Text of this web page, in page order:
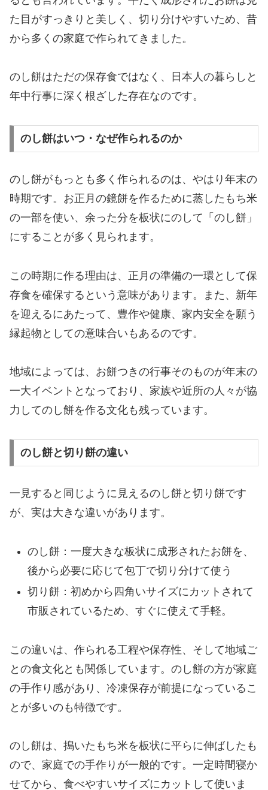
た目がすっきりと美しく、切り分けやすいため、昔
から多くの家庭で作られてきました。
のし餅はただの保存食ではなく、日本人の暮らしと
年中行事に深く根ざした存在なのです。
のし餅はいつ・なぜ作られるのか
のし餅がもっとも多く作られるのは、やはり年末の
時期です。お正月の鏡餅を作るために蒸したもち米
の一部を使い、余った分を板状にのして「のし餅」
にすることが多く見られます。
この時期に作る理由は、正月の準備の一環として保
存食を確保するという意味があります。また、新年
を迎えるにあたって、豊作や健康、家内安全を願う
縁起物としての意味合いもあるのです。
地域によっては、お餅つきの行事そのものが年末の
一大イベントとなっており、家族や近所の人々が協
力してのし餅を作る文化も残っています。
のし餅と切り餅の違い
一見すると同じように見えるのし餅と切り餅です
が、実は大きな違いがあります。
のし餅：一度大きな板状に成形されたお餅を、
後から必要に応じて包丁で切り分けて使う
切り餅：初めから四角いサイズにカットされて
市販されているため、すぐに使えて手軽。
この違いは、作られる工程や保存性、そして地域ご
との食文化とも関係しています。のし餅の方が家庭
の手作り感があり、冷凍保存が前提になっているこ
とが多いのも特徴です。
のし餅は、搗いたもち米を板状に平らに伸ばしたも
ので、家庭での手作りが一般的です。一定時間寝か
せてから、食べやすいサイズにカットして使いま